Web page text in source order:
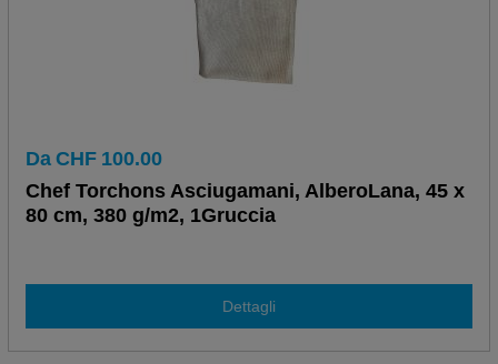
Da CHF 100.00
Chef Torchons Asciugamani, AlberoLana, 45 x
80 cm, 380 g/m2, 1Gruccia
Dettagli